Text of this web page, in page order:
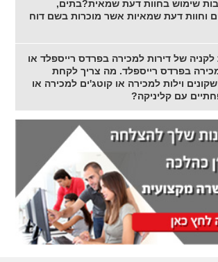
שימוש בחוות דעת שמאית?בתים,
וחוות דעת שמאיות אשר מוכרות בשם דוח
לקניה של דירות למכירה בפרדס רייספלד או
בפרדס רייספלד. מה צריך לקחת
וילות למכירה או קוטג'ים למכירה או
עם קליניקה?